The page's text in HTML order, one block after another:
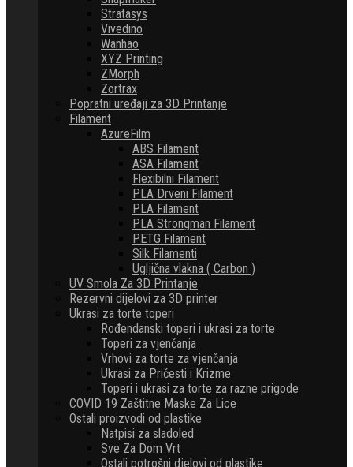
Stratasys
Vivedino
Wanhao
XYZ Printing
ZMorph
Zortrax
Popratni uređaji za 3D Printanje
Filament
AzureFilm
ABS Filament
ASA Filament
Flexibilni Filament
PLA Drveni Filament
PLA Filament
PLA Strongman Filament
PETG Filament
Silk Filamenti
Ugljična vlakna ( Carbon )
UV Smola Za 3D Printanje
Rezervni dijelovi za 3D printer
Ukrasi za torte toperi
Rođendanski toperi i ukrasi za torte
Toperi za vjenčanja
Vrhovi za torte za vjenčanja
Ukrasi za Pričesti i Krizme
Toperi i ukrasi za torte za razne prigode
COVID 19 Zaštitne Maske Za Lice
Ostali proizvodi od plastike
Natpisi za sladoled
Sve Za Dom Vrt
Ostali potrošni djelovi od plastike